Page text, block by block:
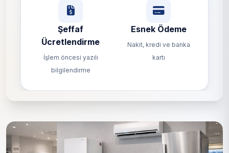
Şeffaf
Ücretlendirme
İşlem öncesi yazılı
bilgilendirme
Esnek Ödeme
Nakit, kredi ve banka
kartı